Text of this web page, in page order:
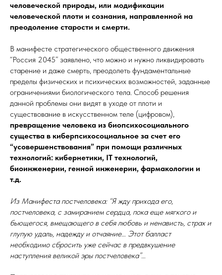
человеческой природы, или модификации
человеческой плоти и сознания, направленной на
преодоление старости и смерти.
В манифесте стратегического общественного движения
“Россия 2045” заявлено, что можно и нужно ликвидировать
старение и даже смерть, преодолеть фундаментальные
пределы физических и психических возможностей, заданные
ограничениями биологического тела. Способ решения
данной проблемы они видят в уходе от плоти и
существование в искусственном теле (цифровом),
превращение человека из биопсихосоциального
существа в киберпсихосоциальное за счет его
“усовершенствования” при помощи различных
технологий: кибернетики, IT технологий,
биоинженерии, генной инженерии, фармакологии и
т.д.
Из Манифеста постчеловека: “Я жду прихода его,
постчеловека, с замиранием сердца, пока еще мягкого и
бьющегося, вмещающего в себя любовь и ненависть, страх и
глупую удаль, надежду и отчаяние… Этот балласт
необходимо сбросить уже сейчас в предвкушение
наступления великой эры постчеловека”…